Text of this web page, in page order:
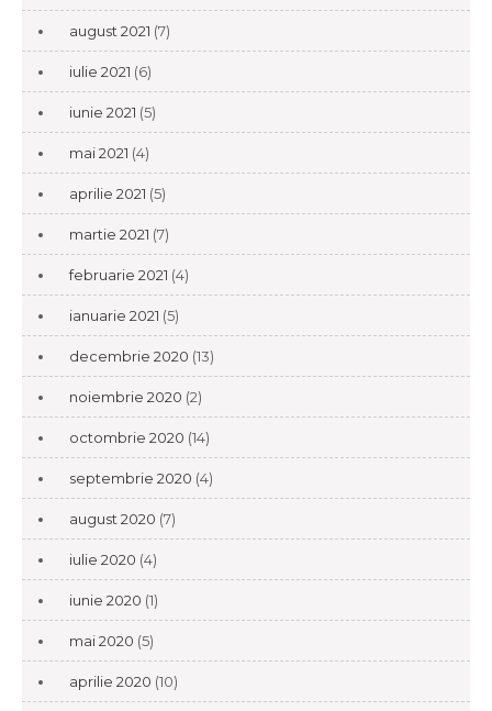
august 2021 (7)
iulie 2021 (6)
iunie 2021 (5)
mai 2021 (4)
aprilie 2021 (5)
martie 2021 (7)
februarie 2021 (4)
ianuarie 2021 (5)
decembrie 2020 (13)
noiembrie 2020 (2)
octombrie 2020 (14)
septembrie 2020 (4)
august 2020 (7)
iulie 2020 (4)
iunie 2020 (1)
mai 2020 (5)
aprilie 2020 (10)